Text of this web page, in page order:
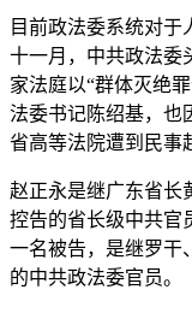
目前政法委系统对于
十一月，中共政法委
家法庭以“群体灭绝
法委书记陈绍基，也
省高等法院遭到民事
赵正永是继广东省长
控告的省长级中共官
一名被告，是继罗干
的中共政法委官员。